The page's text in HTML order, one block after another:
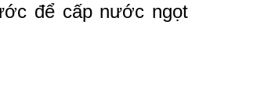
để cấp nước ngọt